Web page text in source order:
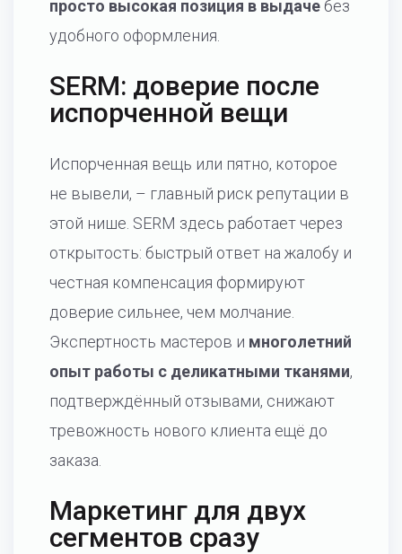
просто высокая позиция в выдачебез
удобного оформления.
SERM: доверие после
испорченной вещи
Испорченная вещь или пятно, которое
не вывели, – главный риск репутации в
этой нише. SERM здесь работает через
открытость: быстрый ответ на жалобу и
честная компенсация формируют
доверие сильнее, чем молчание.
Экспертность мастеров и многолетний
опыт работы с деликатными тканями,
подтверждённый отзывами, снижают
тревожность нового клиента ещё до
заказа.
Маркетинг для двух
сегментов сразу